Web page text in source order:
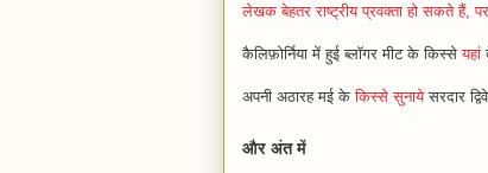
लेखक बेहतर राष्‍ट्रीय प्रवक्‍ता हो सकते हैं,
कैलिफ़ोर्निया में हुई ब्लॉगर मीट के किस्सेयहां
अपनी अठारह मई केकिस्से सुनायेसरदार
और अंत में